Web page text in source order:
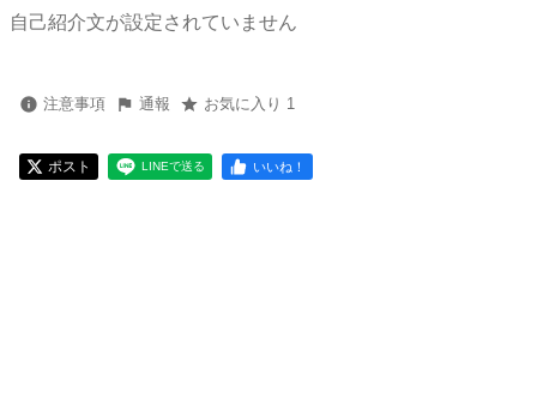
自己紹介文が設定されていません
注意事項 通報 お気に入り 1
ポスト LINEで送る いいね！